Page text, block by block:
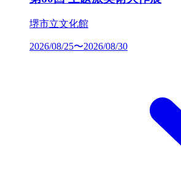
堺市立文化館
2026/08/25〜2026/08/30